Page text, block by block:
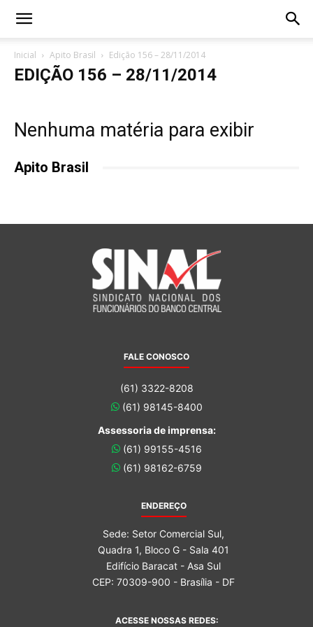
Inicial Apito Brasil Edição 156 – 28/11/2014
EDIÇÃO 156 – 28/11/2014
Nenhuma matéria para exibir
Apito Brasil
FALE CONOSCO
(61) 3322-8208
(61) 98145-8400
Assessoria de imprensa:
(61) 99155-4516
(61) 98162-6759
ENDEREÇO
Sede: Setor Comercial Sul,
Quadra 1, Bloco G - Sala 401
Edifício Baracat - Asa Sul
CEP: 70309-900 - Brasília - DF
ACESSE NOSSAS REDES: